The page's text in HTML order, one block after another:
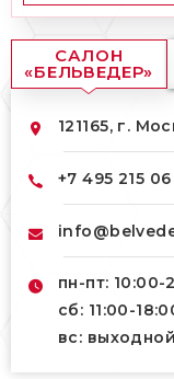
САЛОН
«БЕЛЬВЕДЕР»
121165, г.
+7 495 215
пн-пт: 10:00-
сб: 11:00-
вс: выходной